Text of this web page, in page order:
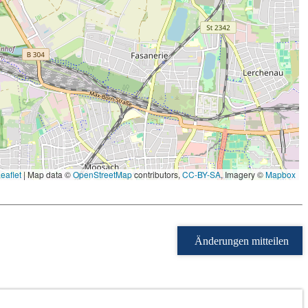
|Map data ©OpenStreetMapcontributors, CC-BY-SA, Imagery ©Mapbox
Änderungen mitteilen